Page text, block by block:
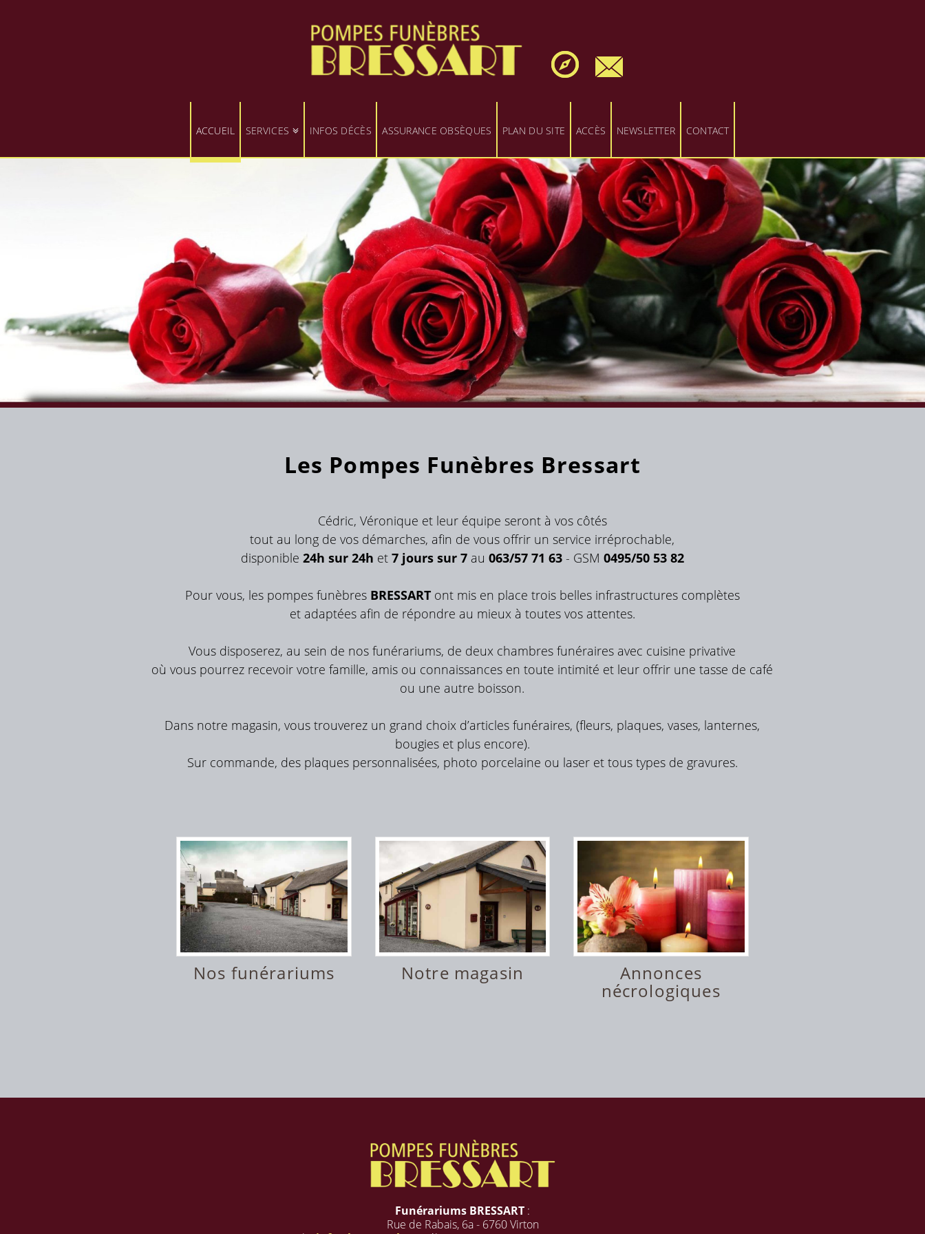
ACCUEIL SERVICES INFOS DÉCÈS ASSURANCE OBSÈQUES PLAN DU SITE ACCÈS NEWSLETTER CONTACT
Les Pompes Funèbres Bressart
Cédric, Véronique et leur équipe seront à vos côtés
tout au long de vos démarches, afin de vous offrir un service irréprochable,
disponible 24h sur 24h et 7 jours sur 7au 063/57 71 63- GSM 0495/50 53 82
Pour vous, les pompes funèbres BRESSART ont mis en place trois belles infrastructures complètes
et adaptées afin de répondre au mieux à toutes vos attentes.
Vous disposerez, au sein de nos funérariums, de deux chambres funéraires avec cuisine privative
où vous pourrez recevoir votre famille, amis ou connaissances en toute intimité et leur offrir une tasse de café
ou une autre boisson.
Dans notre magasin, vous trouverez un grand choix d’articles funéraires, (fleurs, plaques, vases, lanternes,
bougies et plus encore).
Sur commande, des plaques personnalisées, photo porcelaine ou laser et tous types de gravures.
Nos funérariums Notre magasin Annonces
nécrologiques
Funérariums BRESSART :
Rue de Rabais, 6a - 6760 Virton